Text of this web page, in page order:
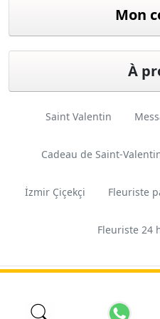
Mon
À
Saint Valentin
Cadeau de Saint-
İzmir Çiçekçi Fleuriste
Fleuriste 24